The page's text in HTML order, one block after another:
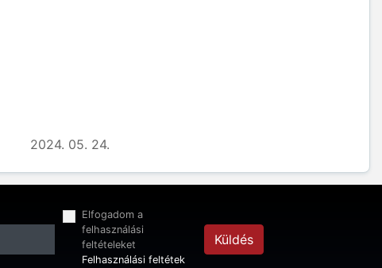
2024. 05. 24.
Elfogadom a
felhasználási
feltételeket
Felhasználási feltétek
Küldés